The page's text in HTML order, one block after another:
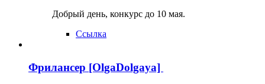
Добрый день, конкурс до 10 мая.
Ссылка
Фрилансер [OlgaDolgaya]